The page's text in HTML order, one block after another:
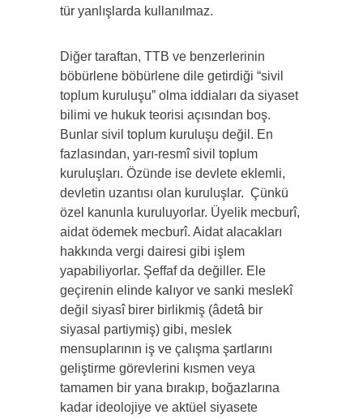
tür yanlışlarda kullanılmaz.
Diğer taraftan, TTB ve benzerlerinin
böbürlene böbürlene dile getirdiği “sivil
toplum kuruluşu” olma iddiaları da siyaset
bilimi ve hukuk teorisi açısından boş.
Bunlar sivil toplum kuruluşu değil. En
fazlasından, yarı-resmî sivil toplum
kuruluşları. Özünde ise devlete eklemli,
devletin uzantısı olan kuruluşlar. Çünkü
özel kanunla kuruluyorlar. Üyelik mecburî,
aidat ödemek mecburî. Aidat alacakları
hakkında vergi dairesi gibi işlem
yapabiliyorlar. Şeffaf da değiller. Ele
geçirenin elinde kalıyor ve sanki meslekî
değil siyasî birer birlikmiş (âdetâ bir
siyasal partiymiş) gibi, meslek
mensuplarının iş ve çalışma şartlarını
geliştirme görevlerini kısmen veya
tamamen bir yana bırakıp, boğazlarına
kadar ideolojiye ve aktüel siyasete